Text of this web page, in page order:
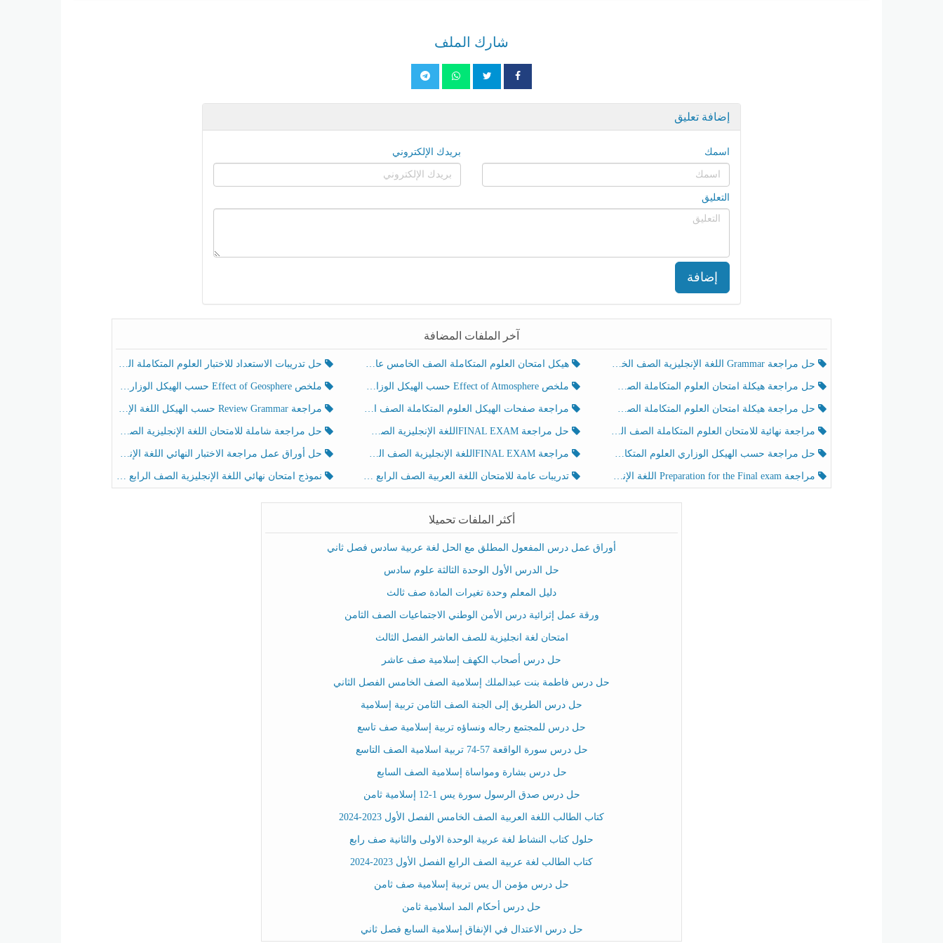
شارك الملف
إضافة تعليق
اسمك بريدك الإلكتروني
التعليق
إضافة
آخر الملفات المضافة
حل مراجعة Grammar اللغة الإنجليزية الصف الخامس الفصل الثالث هيكل امتحان العلوم المتكاملة الصف الخامس عام الفصل الدراسي الثالث 2025-2026 حل تدريبات الاستعداد للاختبار العلوم المتكاملة الصف الخامس عام الفصل الثالث
حل مراجعة هيكلة امتحان العلوم المتكاملة الصف الخامس انسبير الفصل الثالث ملخص Effect of Atmosphere حسب الهيكل الوزاري العلوم المتكاملة الصف الخامس انسبير الفصل الثالث ملخص Effect of Geosphere حسب الهيكل الوزاري العلوم المتكاملة الصف الخامس انسبير الفصل الثالث
حل مراجعة هيكلة امتحان العلوم المتكاملة الصف الخامس عام الفصل الثالث مراجعة صفحات الهيكل العلوم المتكاملة الصف الخامس انسبير الفصل الثالث مراجعة Review Grammar حسب الهيكل اللغة الإنجليزية الصف الخامس الفصل الثالث
مراجعة نهائية للامتحان العلوم المتكاملة الصف الخامس انسبير الفصل الثالث حل مراجعة FINAL EXAMاللغة الإنجليزية الصف الخامس الفصل الثالث حل مراجعة شاملة للامتحان اللغة الإنجليزية الصف الخامس الفصل الثالث
حل مراجعة حسب الهيكل الوزاري العلوم المتكاملة الصف الخامس عام الفصل الثالث مراجعة FINAL EXAMاللغة الإنجليزية الصف الخامس الفصل الثالث حل أوراق عمل مراجعة الاختبار النهائي اللغة الإنجليزية الصف الرابع الفصل الثالث
مراجعة Preparation for the Final exam اللغة الإنجليزية الصف الرابع الفصل الثالث تدريبات عامة للامتحان اللغة العربية الصف الرابع الفصل الثالث نموذج امتحان نهائي اللغة الإنجليزية الصف الرابع الفصل الثالث
أكثر الملفات تحميلا
أوراق عمل درس المفعول المطلق مع الحل لغة عربية سادس فصل ثاني
حل الدرس الأول الوحدة الثالثة علوم سادس
دليل المعلم وحدة تغيرات المادة صف ثالث
ورقة عمل إثرائية درس الأمن الوطني الاجتماعيات الصف الثامن
امتحان لغة انجليزية للصف العاشر الفصل الثالث
حل درس أصحاب الكهف إسلامية صف عاشر
حل درس فاطمة بنت عبدالملك إسلامية الصف الخامس الفصل الثاني
حل درس الطريق إلى الجنة الصف الثامن تربية إسلامية
حل درس للمجتمع رجاله ونساؤه تربية إسلامية صف تاسع
حل درس سورة الواقعة 57-74 تربية اسلامية الصف التاسع
حل درس بشارة ومواساة إسلامية الصف السابع
حل درس صدق الرسول سورة يس 1-12 إسلامية ثامن
كتاب الطالب اللغة العربية الصف الخامس الفصل الأول 2023-2024
حلول كتاب النشاط لغة عربية الوحدة الاولى والثانية صف رابع
كتاب الطالب لغة عربية الصف الرابع الفصل الأول 2023-2024
حل درس مؤمن ال يس تربية إسلامية صف ثامن
حل درس أحكام المد اسلامية ثامن
حل درس الاعتدال في الإنفاق إسلامية السابع فصل ثاني